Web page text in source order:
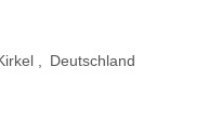
Deutschland